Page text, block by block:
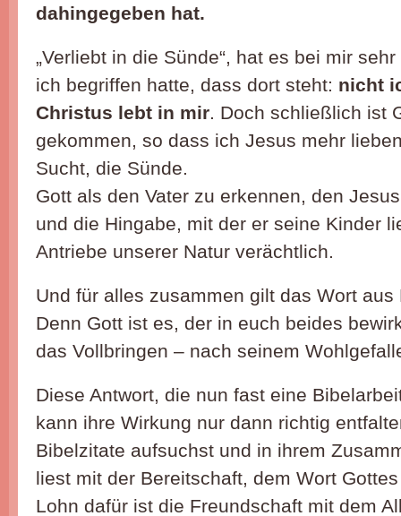
dahingegeben hat.
„Verliebt in die Sünde“, hat es bei mir
ich begriffen hatte, dass dort steht: nicht
Christus lebt in mir. Doch schließlich ist
gekommen, so dass ich Jesus mehr
Sucht, die Sünde.
Gott als den Vater zu erkennen, den
und die Hingabe, mit der er seine Kinder
Antriebe unserer Natur verächtlich.
Und für alles zusammen gilt das Wort aus
Denn Gott ist es, der in euch beides
das Vollbringen – nach seinem
Diese Antwort, die nun fast eine
kann ihre Wirkung nur dann richtig
Bibelzitate aufsuchst und in ihrem
liest mit der Bereitschaft, dem Wort
Lohn dafür ist die Freundschaft mit dem